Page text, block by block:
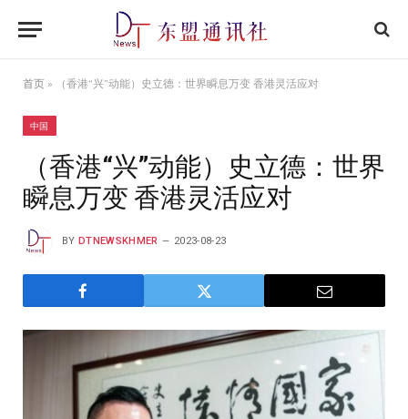
首页 » （香港“兴”动能）史立德：世界瞬息万变 香港灵活应对
中国
（香港“兴”动能）史立德：世界
瞬息万变 香港灵活应对
BY DTNEWSKHMER 2023-08-23